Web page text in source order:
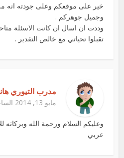
خير على موقعكم وعلى جودته انه
وجميل جوهركم .
وددت ان اسال ان كانت الاسئلة
تقبلوا تحياتي مع خالص التقدير .
مدرب التيوري
مايو 13, 2014 الساعة 12:47 ص
وعليكم السلام ورحمة الله وبركاته
عربي